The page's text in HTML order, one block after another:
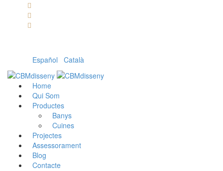
Español Català
Home
Qui Som
Productes
Banys
Cuines
Projectes
Assessorament
Blog
Contacte